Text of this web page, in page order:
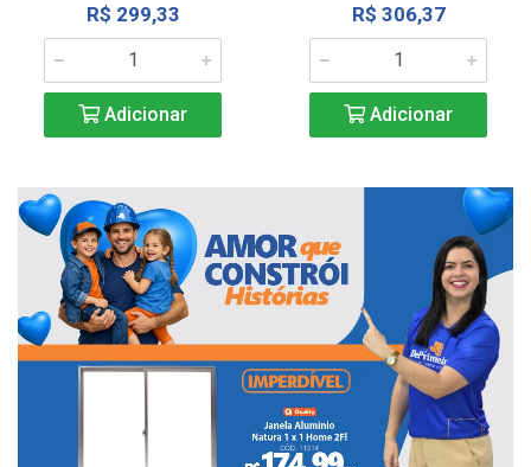
R$ 299,33
Adicionar
R$ 306,37
Adicionar